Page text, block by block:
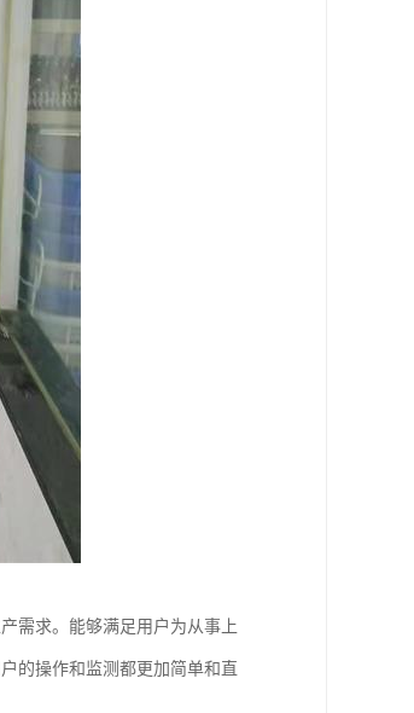
需求。能够满足用户为从事上
的操作和监测都更加简单和直